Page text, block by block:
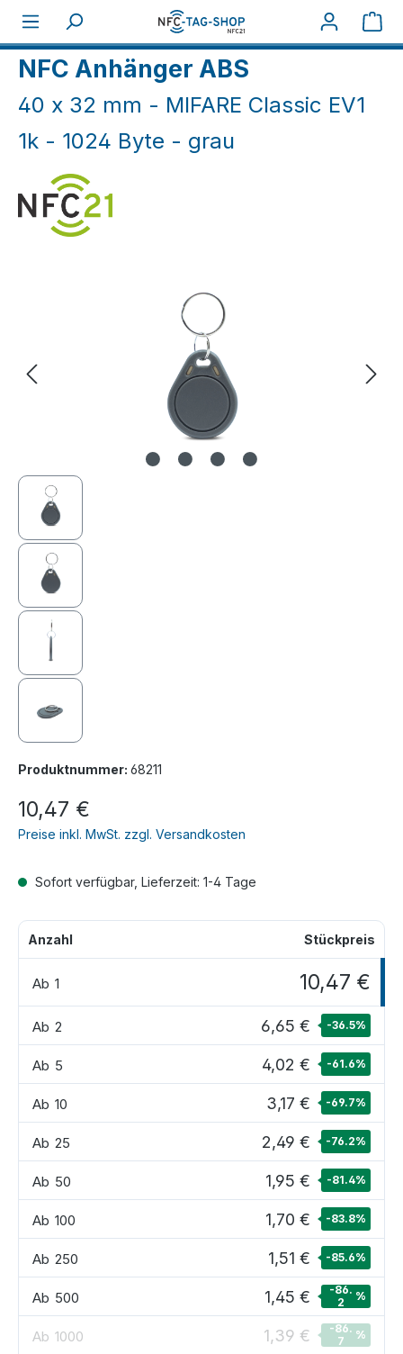
Zum Hauptinhalt springen
NFC Anhänger ABS
NFC Anhänger ABS
40 x 32 mm - MIFARE Classic EV1
1k - 1024 Byte - grau
Produktnummer: 68211
10,47 €
Preise inkl. MwSt. zzgl. Versandkosten
Sofort verfügbar, Lieferzeit: 1-4 Tage
Anzahl Stückpreis
Ab 1 10,47 €
Ab 2 6,65 € -36.5%
Ab 5 4,02 € -61.6%
Ab 10 3,17 € -69.7%
Ab 25 2,49 € -76.2%
Ab 50 1,95 € -81.4%
Ab 100 1,70 € -83.8%
Ab 250 1,51 € -85.6%
Ab 500 1,45 €
-86.
2
%
Ab 1000 1,39 €
-86.
7
%